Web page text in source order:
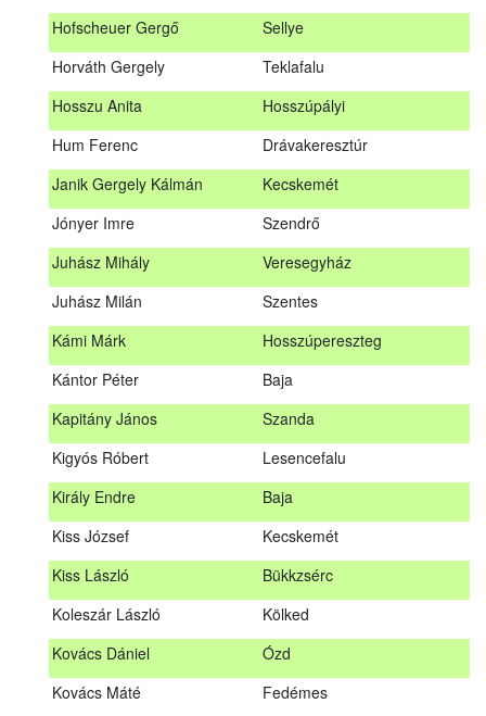
Hofscheuer Gergő
Sellye
Horváth Gergely
Teklafalu
Hosszu Anita
Hosszúpályi
Hum Ferenc
Drávakeresztúr
Janik Gergely Kálmán
Kecskemét
Jónyer Imre
Szendrő
Juhász Mihály
Veresegyház
Juhász Milán
Szentes
Kámi Márk
Hosszúpereszteg
Kántor Péter
Baja
Kapitány János
Szanda
Kigyós Róbert
Lesencefalu
Király Endre
Baja
Kiss József
Kecskemét
Kiss László
Bükkzsérc
Koleszár László
Kölked
Kovács Dániel
Ózd
Kovács Máté
Fedémes
Kosd
Csobánka
Horváth Gergely
Hosszu Anita
Drávakeresztúr
Szendrő
Veresegyház
Juhász Milán
Kámi Márk
Kántor Péter
Baja